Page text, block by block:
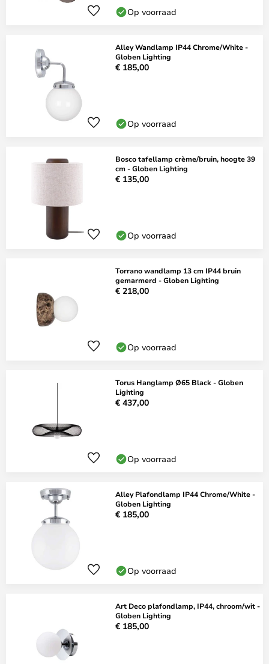
Op voorraad
Alley Wandlamp IP44 Chrome/White -
Globen Lighting
€ 185,00
Op voorraad
Bosco tafellamp crème/bruin, hoogte 39
cm - Globen Lighting
€ 135,00
Op voorraad
Torrano wandlamp 13 cm IP44 bruin
gemarmerd - Globen Lighting
€ 218,00
Op voorraad
Torus Hanglamp Ø65 Black - Globen
Lighting
€ 437,00
Op voorraad
Alley Plafondlamp IP44 Chrome/White -
Globen Lighting
€ 185,00
Op voorraad
Art Deco plafondlamp, IP44, chroom/wit -
Globen Lighting
€ 185,00